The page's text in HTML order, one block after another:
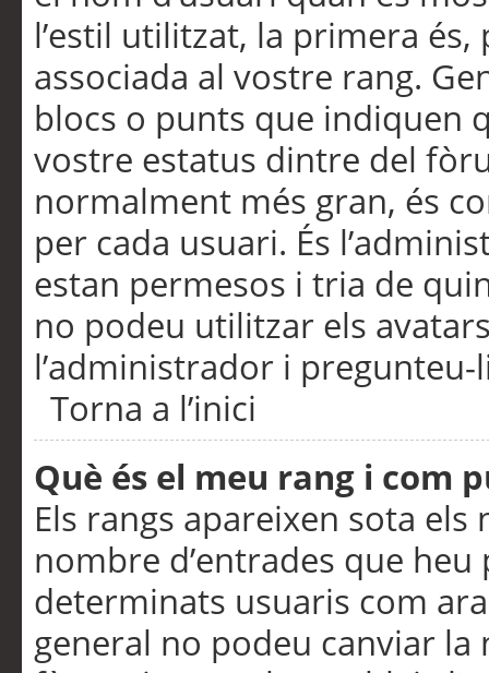
l’estil utilitzat, la primera
associada al vostre rang.
blocs o punts que indiquen
vostre estatus dintre del
normalment més gran, és
per cada usuari. És
estan permesos i tria de
no podeu utilitzar els
l’administrador i pregunteu-
Torna a l’inici
Què és el meu rang i com
Els rangs apareixen sota
nombre d’entrades que
determinats usuaris com
general no podeu canviar